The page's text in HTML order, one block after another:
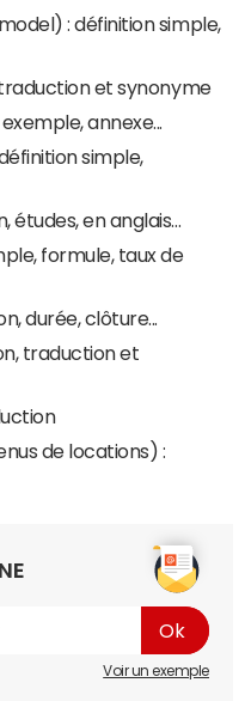
: définition simple,
et synonyme
annexe...
simple,
en anglais...
formule, taux de
durée, clôture...
traduction et
de locations) :
Voir un exemple